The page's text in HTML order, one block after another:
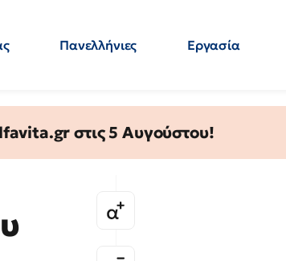
Πανελλήνιες Εργασία
στις 5 Αυγούστου!